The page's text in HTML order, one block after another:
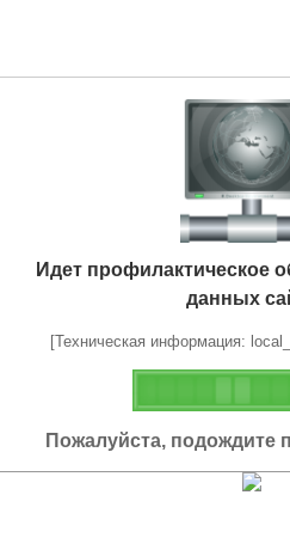
Идет профилактическое
данных
[Техническая информация:
Пожалуйста, подождите